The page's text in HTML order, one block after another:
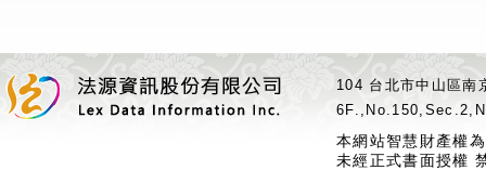
104 台北市中山區
本網站智慧財產權
未經正式書面授權